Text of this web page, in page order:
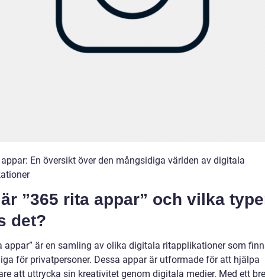
En översikt över den mångsidiga världen av digitala
”365 rita appar” och vilka
det?
appar” är en samling av olika digitala ritapplikationer som
för privatpersoner. Dessa appar är utformade för att hjälpa
att uttrycka sin kreativitet genom digitala medier. Med ett